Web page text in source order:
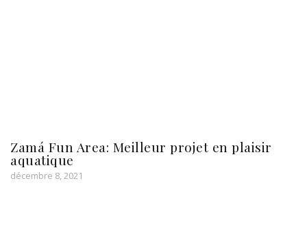
Zamá Fun Area: Meilleur projet en plaisir
aquatique
décembre 8, 2021